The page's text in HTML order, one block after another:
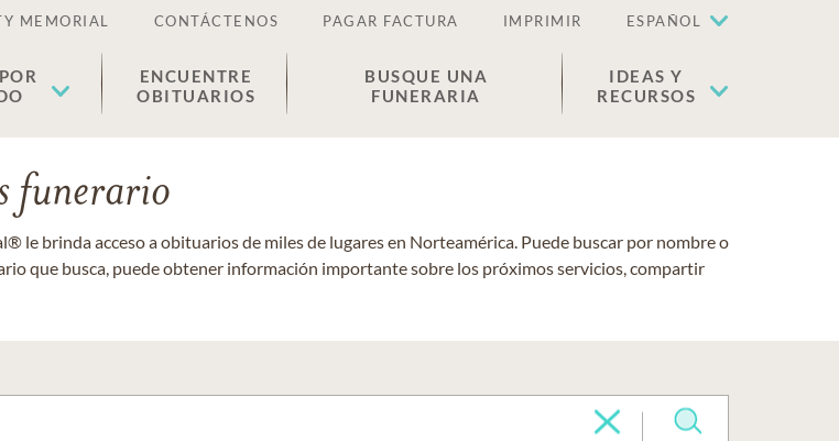
MEMORIAL CONTÁCTENOS PAGAR FACTURA IMPRIMIR ESPAÑOL
ENCUENTRE
OBITUARIOS
BUSQUE UNA
FUNERARIA
IDEAS Y
RECURSOS
funerario
le brinda acceso a obituarios de miles de lugares en Norteamérica. Puede buscar por nombre o
que busca, puede obtener información importante sobre los próximos servicios, compartir